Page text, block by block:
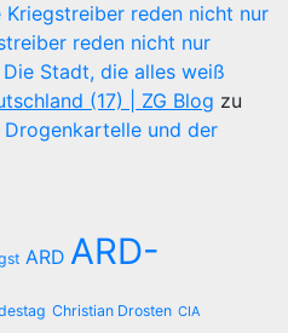
Kriegstreiber reden nicht nur
reden nicht nur
Stadt, die alles weiß
(17) | ZG Blog zu
und der
ARD ARD-
Christian Drosten CIA